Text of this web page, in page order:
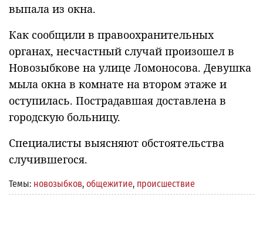
выпала из окна.
Как сообщили в правоохранительных
органах, несчастный случай произошел в
Новозыбкове на улице Ломоносова. Девушка
мыла окна в комнате на втором этаже и
оступилась. Пострадавшая доставлена в
городскую больницу.
Специалисты выясняют обстоятельства
случившегося.
Темы: новозыбков, общежитие, происшествие